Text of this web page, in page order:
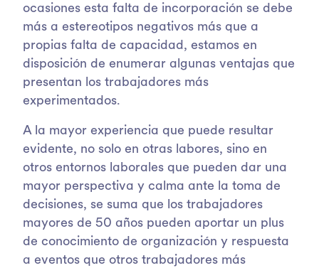
ocasiones esta falta de incorporación se debe
más a estereotipos negativos más que a
propias falta de capacidad, estamos en
disposición de enumerar algunas ventajas que
presentan los trabajadores más
experimentados.
A la mayor experiencia que puede resultar
evidente, no solo en otras labores, sino en
otros entornos laborales que pueden dar una
mayor perspectiva y calma ante la toma de
decisiones, se suma que los trabajadores
mayores de 50 años pueden aportar un plus
de conocimiento de organización y respuesta
a eventos que otros trabajadores más